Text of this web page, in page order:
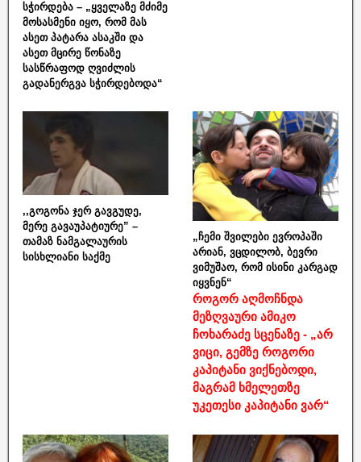
სჭირდება – „ყველაზე მძიმე
მოსასმენი იყო, რომ მას
ასეთ პატარა ასაკში და
ასეთ მცირე წონაზე
სასწრაფოდ ღვიძლის
გადანერგვა სჭირდებოდა“
,,გოგონა ჯერ გავგუდე,
მერე გავაუპატიურე” –
თამაზ ნამგალაურის
სისხლიანი საქმე
„ჩემი შვილები ევროპაში
არიან, ვცდილობ, ბევრი
ვიმუშაო, რომ ისინი კარგად
იყვნენ“
როგორ აღმოჩნდა
მეზღვაური ამიკო
ჩოხარაძე სცენაზე - „არ
ვიცი, გემზე როგორი
კაპიტანი ვიქნებოდი,
მაგრამ ხმელეთზე
უკეთესი კაპიტანი ვარ“